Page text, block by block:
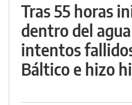
Tras 55 horas
dentro del
intentos
Báltico e hizo